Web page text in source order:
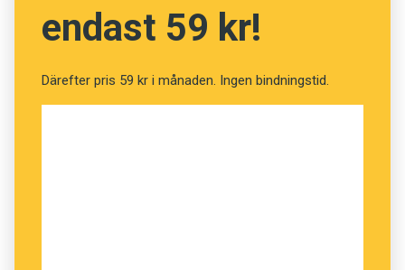
utanför Vaxholm. Lärare är Jozefina Persson
och Jonas Kauppi. Under de åtta veckorna
endast 59 kr!
Därefter pris 59 kr i månaden. Ingen bindningstid.